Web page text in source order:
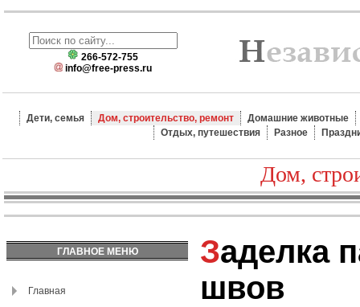
266-572-755
info@free-press.ru
Дети, семья Дом, строительство, ремонт
Домашние животные
Отдых, путешествия
Разное
Дом,
ГЛАВНОЕ МЕНЮ
Главная
Заделка панельных
швов